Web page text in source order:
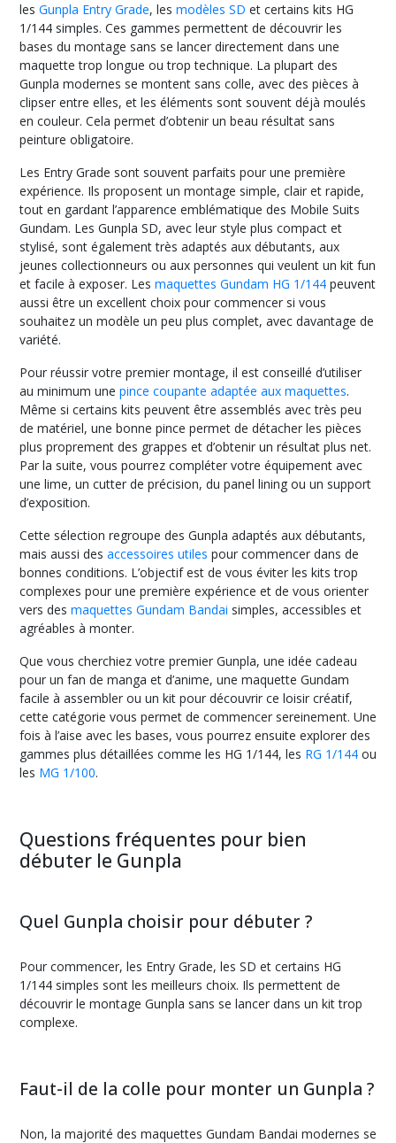
les Gunpla Entry Grade, les modèles SD et certains kits HG
1/144 simples. Ces gammes permettent de découvrir les
bases du montage sans se lancer directement dans une
maquette trop longue ou trop technique. La plupart des
Gunpla modernes se montent sans colle, avec des pièces à
clipser entre elles, et les éléments sont souvent déjà moulés
en couleur. Cela permet d’obtenir un beau résultat sans
peinture obligatoire.
Les Entry Grade sont souvent parfaits pour une première
expérience. Ils proposent un montage simple, clair et rapide,
tout en gardant l’apparence emblématique des Mobile Suits
Gundam. Les Gunpla SD, avec leur style plus compact et
stylisé, sont également très adaptés aux débutants, aux
jeunes collectionneurs ou aux personnes qui veulent un kit fun
et facile à exposer. Les maquettes Gundam HG 1/144 peuvent
aussi être un excellent choix pour commencer si vous
souhaitez un modèle un peu plus complet, avec davantage de
variété.
Pour réussir votre premier montage, il est conseillé d’utiliser
au minimum une pince coupante adaptée aux maquettes.
Même si certains kits peuvent être assemblés avec très peu
de matériel, une bonne pince permet de détacher les pièces
plus proprement des grappes et d’obtenir un résultat plus net.
Par la suite, vous pourrez compléter votre équipement avec
une lime, un cutter de précision, du panel lining ou un support
d’exposition.
Cette sélection regroupe des Gunpla adaptés aux débutants,
mais aussi des accessoires utiles pour commencer dans de
bonnes conditions. L’objectif est de vous éviter les kits trop
complexes pour une première expérience et de vous orienter
vers des maquettes Gundam Bandai simples, accessibles et
agréables à monter.
Que vous cherchiez votre premier Gunpla, une idée cadeau
pour un fan de manga et d’anime, une maquette Gundam
facile à assembler ou un kit pour découvrir ce loisir créatif,
cette catégorie vous permet de commencer sereinement. Une
fois à l’aise avec les bases, vous pourrez ensuite explorer des
gammes plus détaillées comme les HG 1/144, les RG 1/144 ou
les MG 1/100.
Questions fréquentes pour bien
débuter le Gunpla
Quel Gunpla choisir pour débuter ?
Pour commencer, les Entry Grade, les SD et certains HG
1/144 simples sont les meilleurs choix. Ils permettent de
découvrir le montage Gunpla sans se lancer dans un kit trop
complexe.
Faut-il de la colle pour monter un Gunpla ?
Non, la majorité des maquettes Gundam Bandai modernes se